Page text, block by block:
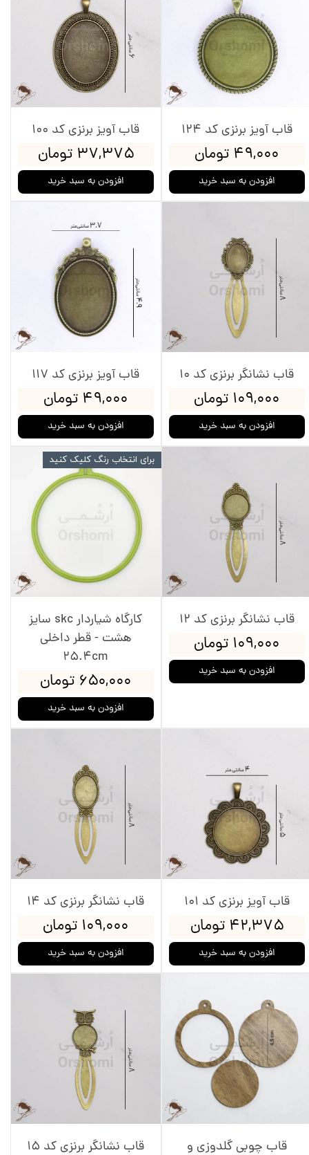
قاب آویز برنزی کد 124
۴۹,۰۰۰ تومان
افزودن به سبد خرید
قاب آویز برنزی کد 100
۳۷,۳۷۵ تومان
افزودن به سبد خرید
قاب نشانگر برنزی کد 10
۱۰۹,۰۰۰ تومان
افزودن به سبد خرید
قاب آویز برنزی کد 117
۴۹,۰۰۰ تومان
افزودن به سبد خرید
قاب نشانگر برنزی کد 12
۱۰۹,۰۰۰ تومان
افزودن به سبد خرید
کارگاه شیاردار skc سایز
هشت - قطر داخلی
25.4cm
۶۵۰,۰۰۰ تومان
افزودن به سبد خرید
برای انتخاب رنگ کلیک کنید
قاب آویز برنزی کد 101
۴۲,۳۷۵ تومان
افزودن به سبد خرید
قاب نشانگر برنزی کد 14
۱۰۹,۰۰۰ تومان
افزودن به سبد خرید
قاب چوبی گلدوزی و قاب نشانگر برنزی کد 15